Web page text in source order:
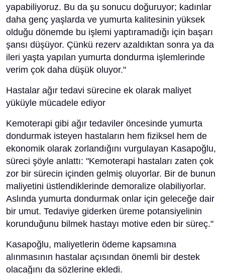
yapabiliyoruz. Bu da şu sonucu doğuruyor; kadınlar
daha genç yaşlarda ve yumurta kalitesinin yüksek
olduğu dönemde bu işlemi yaptıramadığı için başarı
şansı düşüyor. Çünkü rezerv azaldıktan sonra ya da
ileri yaşta yapılan yumurta dondurma işlemlerinde
verim çok daha düşük oluyor."
Hastalar ağır tedavi sürecine ek olarak maliyet
yüküyle mücadele ediyor
Kemoterapi gibi ağır tedaviler öncesinde yumurta
dondurmak isteyen hastaların hem fiziksel hem de
ekonomik olarak zorlandığını vurgulayan Kasapoğlu,
süreci şöyle anlattı: "Kemoterapi hastaları zaten çok
zor bir sürecin içinden gelmiş oluyorlar. Bir de bunun
maliyetini üstlendiklerinde demoralize olabiliyorlar.
Aslında yumurta dondurmak onlar için geleceğe dair
bir umut. Tedaviye giderken üreme potansiyelinin
korunduğunu bilmek hastayı motive eden bir süreç."
Kasapoğlu, maliyetlerin ödeme kapsamına
alınmasının hastalar açısından önemli bir destek
olacağını da sözlerine ekledi.